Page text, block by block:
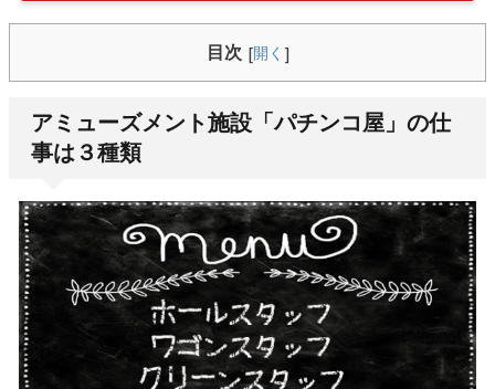
目次 [開く ]
アミューズメント施設「パチンコ屋」の仕
事は３種類